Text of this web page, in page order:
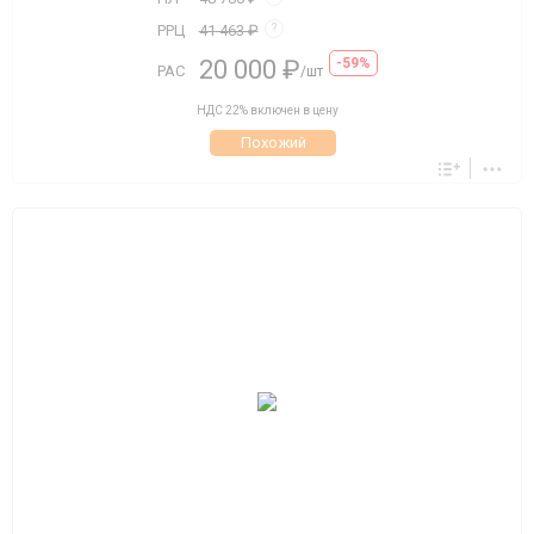
РРЦ 41 463 ₽ ?
РАС 20 000 ₽/шт -59%
НДС 22% включен в цену
Похожий